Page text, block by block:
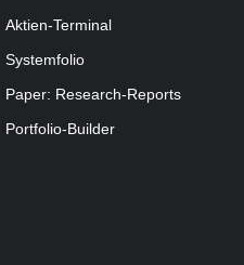
Aktien-Terminal
Systemfolio
Paper: Research-Reports
Portfolio-Builder